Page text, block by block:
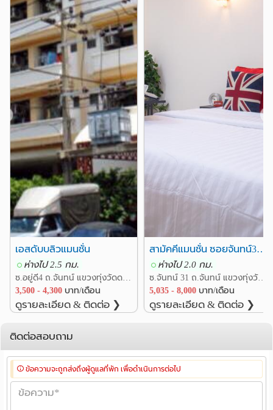
ตลาดคลองเตย 3.7 กม.
บางกอกแฟชั่นเอาท์เล็ท 3.8 กม.
โรบินสัน ดีพาร์ทเม้นท์ สโตร์ บางรัก
เซ็นทรัล สีลมคอมเพล็กซ์ 3.9 กม.
โรงพยาบาล
รพ.เซนต์หลุยส์ 3.3 กม.
รพ.กรุงเทพคริสเตียน 3.9 กม.
รพ.จุฬาลงกรณ์ 4.3 กม.
รพ.ราชประชาสมาสัย 4.6 กม.
รพ.​ ไอเอ็มเอช ธนบุรี 4.6 กม.
อื่นๆ
แยกสาธุประดิษฐ์ 1.9 กม.
สวนสุขภาพลัดโพธิ์ 3.1 กม.
สภากาชาดไทย สวนลุมพินี 4.2 กม.
อาคารมาลีนนท์ ตึก CAT บางรัก
เอสดับบลิวแมนชั่น
ห่างไป 2.5 กม.
ซ.อยู่ดี4 ถ.จันทน์ แขวงทุ่งวัดดอน เขตสาทร กรุงเทพ
3,500 - 4,300 บาท/เดือน
ดูรายละเอียด & ติดต่อ ❯
สามัคคีแมนชั่น ซอยจันทน์31 5,035-8,000
ห่างไป 2.0 กม.
ซ.จันทน์ 31 ถ.จันทน์ แขวงทุ่งวัดดอน เขตสาทร กรุงเทพ
5,035 - 8,000 บาท/เดือน
ดูรายละเอียด & ติดต่อ ❯
❯
ติดต่อสอบถาม
ข้อความจะถูกส่งถึงผู้ดูแลที่พัก เพื่อดำเนินการต่อไป